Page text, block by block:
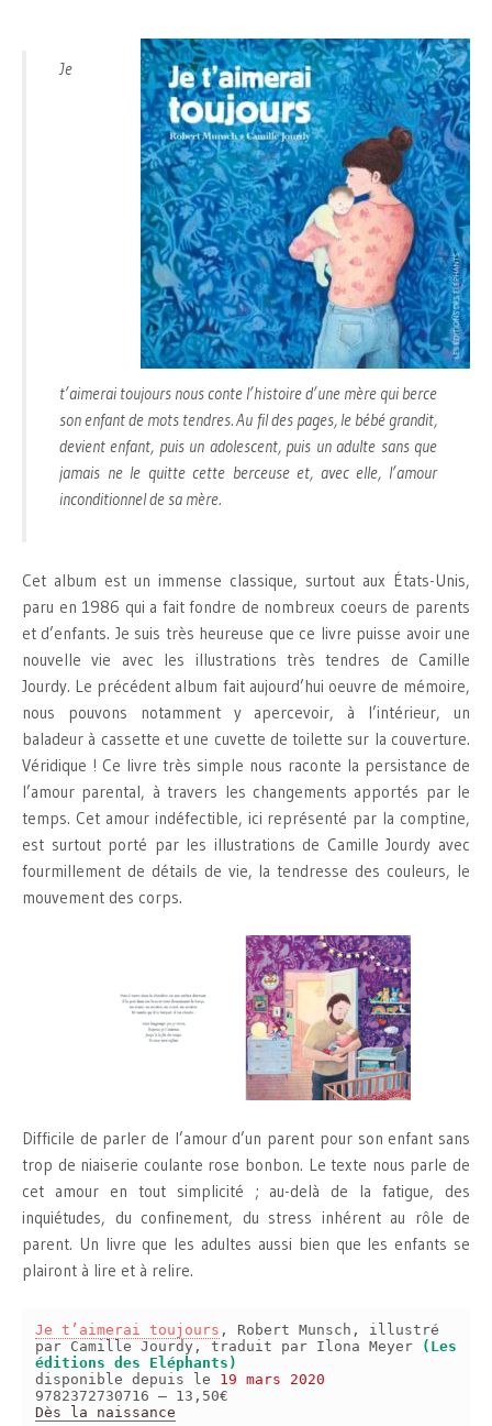
Je
t’aimerai toujours nous conte l’histoire d’une mère qui berce
son enfant de mots tendres. Au fil des pages, le bébé grandit,
devient enfant, puis un adolescent, puis un adulte sans que
jamais ne le quitte cette berceuse et, avec elle, l’amour
inconditionnel de sa mère.
Cet album est un immense classique, surtout aux États-Unis,
paru en 1986 qui a fait fondre de nombreux coeurs de parents
et d’enfants. Je suis très heureuse que ce livre puisse avoir une
nouvelle vie avec les illustrations très tendres de Camille
Jourdy. Le précédent album fait aujourd’hui oeuvre de mémoire,
nous pouvons notamment y apercevoir, à l’intérieur, un
baladeur à cassette et une cuvette de toilette sur la couverture.
Véridique ! Ce livre très simple nous raconte la persistance de
l’amour parental, à travers les changements apportés par le
temps. Cet amour indéfectible, ici représenté par la comptine,
est surtout porté par les illustrations de Camille Jourdy avec
fourmillement de détails de vie, la tendresse des couleurs, le
mouvement des corps.
Difficile de parler de l’amour d’un parent pour son enfant sans
trop de niaiserie coulante rose bonbon. Le texte nous parle de
cet amour en tout simplicité ; au-delà de la fatigue, des
inquiétudes, du confinement, du stress inhérent au rôle de
parent. Un livre que les adultes aussi bien que les enfants se
plairont à lire et à relire.
Je t’aimerai toujours , Robert Munsch, illustré
par Camille Jourdy, traduit par Ilona Meyer
(Les
éditions des Eléphants)
disponible depuis le 19 mars 2020
9782372730716 – 13,50€
Dès la naissance